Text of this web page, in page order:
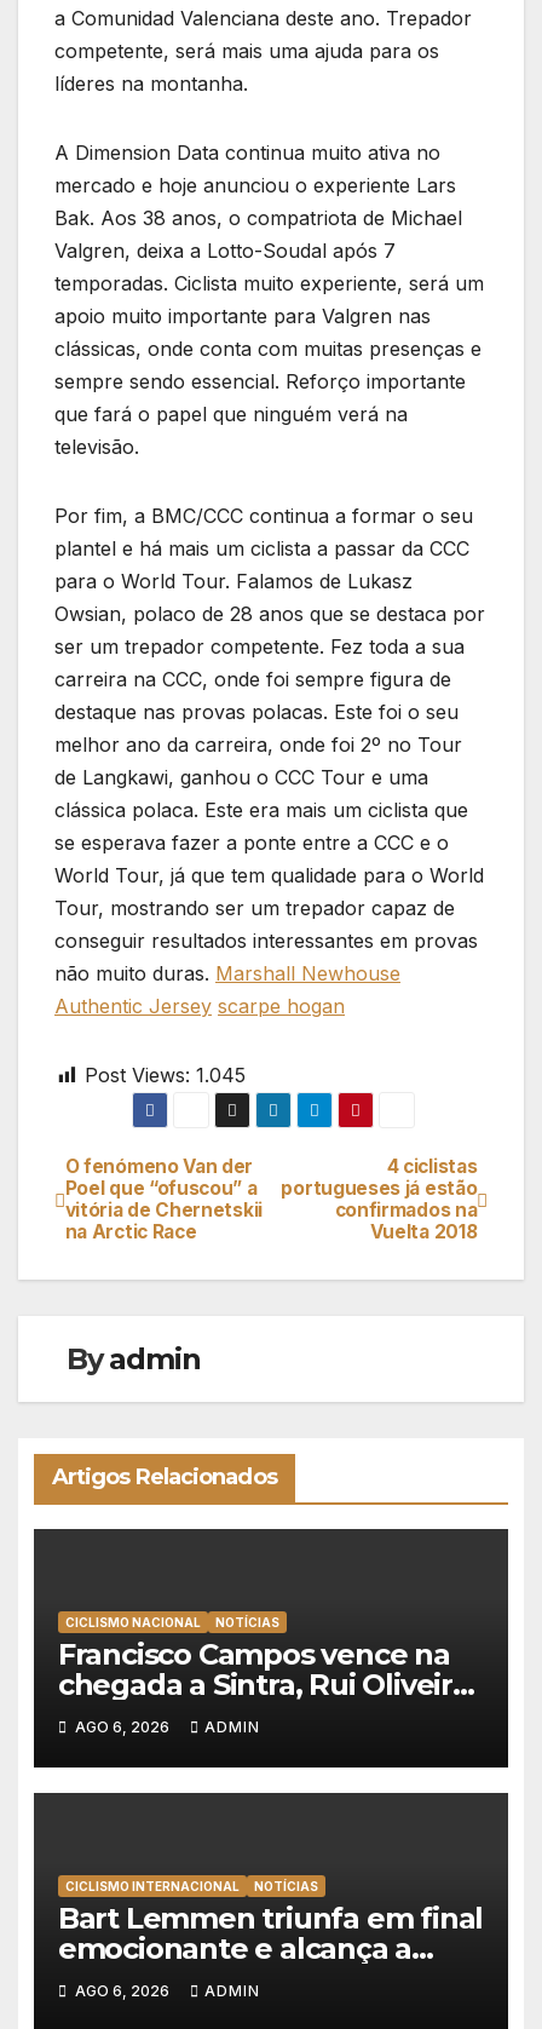
a Comunidad Valenciana deste ano. Trepador
competente, será mais uma ajuda para os
líderes na montanha.
A Dimension Data continua muito ativa no
mercado e hoje anunciou o experiente Lars
Bak. Aos 38 anos, o compatriota de Michael
Valgren, deixa a Lotto-Soudal após 7
temporadas. Ciclista muito experiente, será um
apoio muito importante para Valgren nas
clássicas, onde conta com muitas presenças e
sempre sendo essencial. Reforço importante
que fará o papel que ninguém verá na
televisão.
Por fim, a BMC/CCC continua a formar o seu
plantel e há mais um ciclista a passar da CCC
para o World Tour. Falamos de Lukasz
Owsian, polaco de 28 anos que se destaca por
ser um trepador competente. Fez toda a sua
carreira na CCC, onde foi sempre figura de
destaque nas provas polacas. Este foi o seu
melhor ano da carreira, onde foi 2º no Tour
de Langkawi, ganhou o CCC Tour e uma
clássica polaca. Este era mais um ciclista que
se esperava fazer a ponte entre a CCC e o
World Tour, já que tem qualidade para o World
Tour, mostrando ser um trepador capaz de
conseguir resultados interessantes em provas
não muito duras. Marshall Newhouse
Authentic Jersey scarpe hogan
Post Views: 1.045
Navegação
de
artigos
4 ciclistas
portugueses já estão
confirmados na
Vuelta 2018
O fenómeno Van der
Poel que “ofuscou” a
vitória de Chernetskii
na Arctic Race
Byadmin
Artigos Relacionados
CICLISMO NACIONAL NOTÍCIAS
Francisco Campos vence na
chegada a Sintra, Rui Oliveira
veste de amarelo na Volta a
Portugal
AGO 6, 2026 ADMIN
CICLISMO INTERNACIONAL NOTÍCIAS
Bart Lemmen triunfa em final
emocionante e alcança a
primeira vitória da carreira na
Volta à Polónia
AGO 6, 2026 ADMIN